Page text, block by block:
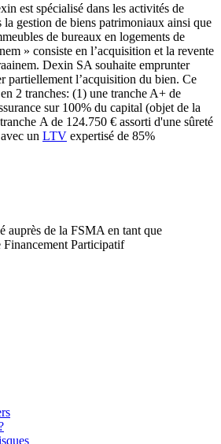
est spécialisé dans les activités de
la gestion de biens patrimoniaux ainsi que
de bureaux en logements de
» consiste en l’acquisition et la revente
Dexin SA souhaite emprunter
partiellement l’acquisition du bien. Ce
2 tranches: (1) une tranche A+ de
sur 100% du capital (objet de la
A de 124.750 € assorti d'une sûreté
un LTV expertisé de 85%
auprès de la FSMA en tant que
Financement Participatif